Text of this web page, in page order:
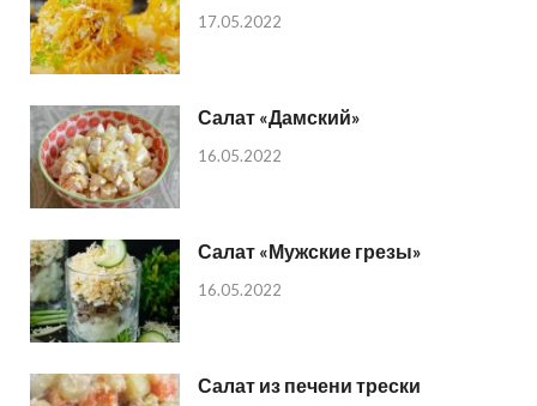
17.05.2022
Салат «Дамский»
16.05.2022
Салат «Мужские грезы»
16.05.2022
Салат из печени трески